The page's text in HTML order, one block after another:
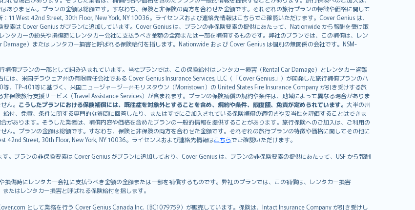
ありません。プランの金額は総額です。すなわち、保険と非保険の両方を合わせた金額です。それぞれの旅行プランの特徴や価格に関して
11 West 42nd Street, 30th Floor, New York, NY 10036。ライセンスおよび連絡先情報はこちらでご確認いただけます。Cover Genius は、
素は Cover Genius がプランに追加しています。Cover Genius は、プランの非保険要素の提供にあたって、Nationwide から報酬を受け取
タカーの紛失や損傷時にレンタカー会社に支払うべき金額の全額または一部を補償するものです。弊社のプランでは、この補償は、レン
）またはレンタカー損害と呼ばれる保険給付を指します。Nationwide および Cover Genius は個別の無関係の会社です。NSM-
補償プランの一部として組み込まれています。当社プランでは、この保険給付はレンタカー損害（Rental Car Damage）とレンタカー盗難
は、米国デラウェア州の有限責任会社である Cover Genius Insurance Services, LLC（「Cover Genius」）が開発した旅行補償プランのハ
、TP-401等に基づく、米国ニュージャージー州モリスタウン（Morristown）の United States Fire Insurance Company が引き受けする旅
保険旅行支援サービス（Travel Assistance Services）が含まれます。プランの保険補償の規約や条件は、地域によって異なる場合がありま
ん。 こうしたプランにおける保険補償には、既往症を対象外とすることを含め、規約や条件、限度額、免責が定められています。 大半の州
付、免責、条件に関する専門的な質問に回答したり、またはすでにご加入されている保険補償の適切さや妥当性を評価することはできま
があります。そうした業者は、補償内容や価格を含めたプランの一般的情報を提供することがあります。旅行保険へのご加入は、ご利用の
ん。プランの金額は総額です。すなわち、保険と非保険の両方を合わせた金額です。それぞれの旅行プランの特徴や価格に関してその他に
42nd Street, 30th Floor, New York, NY 10036。ライセンスおよび連絡先情報はこちらでご確認いただけます。
。プランの非保険要素は Cover Genius がプランに追加しており、Cover Genius は、プランの非保険要素の提供にあたって、USF から報酬
傷時にレンタカー会社に支払うべき金額の全額または一部を補償するものです。弊社のプランでは、この補償は、レンタカー損害
たはレンタカー損害と呼ばれる保険給付を指します。
として業務を行う Cover Genius Canada Inc.（BC1079759）が販売しています。保険は、Intact Insurance Company が引き受けし